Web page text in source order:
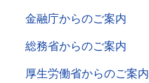
金融庁からのご案内
総務省からのご案内
厚生労働省からのご案内